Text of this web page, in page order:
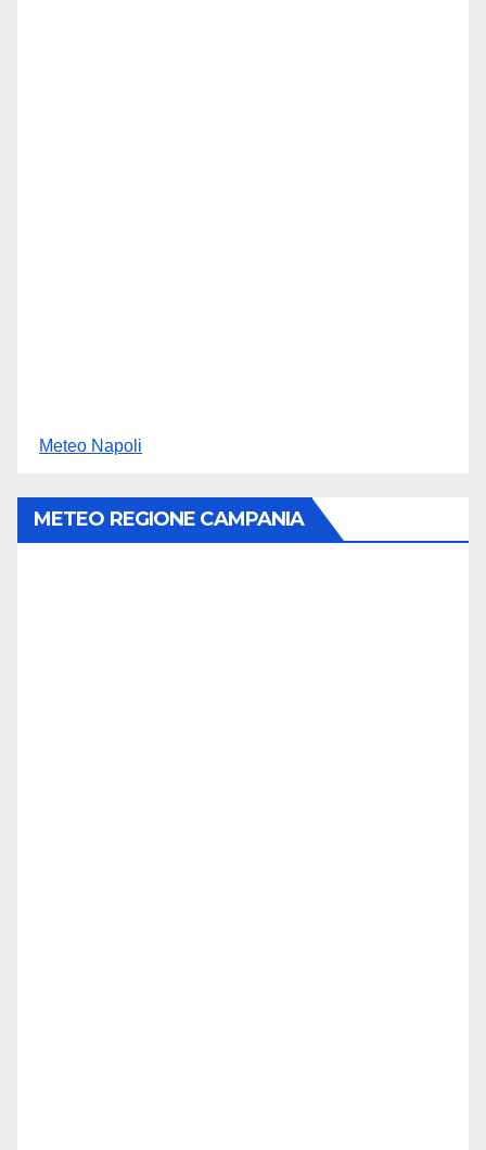
Meteo Napoli
METEO REGIONE CAMPANIA